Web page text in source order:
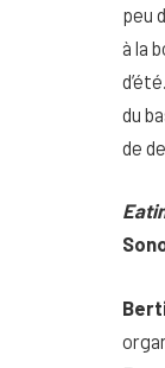
peu
à la
du
de